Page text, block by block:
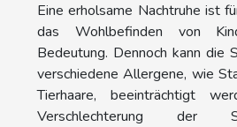
Eine erholsame Nachtruhe ist
das Wohlbefinden von
Bedeutung. Dennoch kann die
verschiedene Allergene, wie
Tierhaare, beeinträchtigt
Verschlechterung der